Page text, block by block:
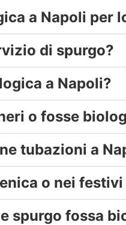
a Napoli per
di spurgo?
a Napoli?
o fosse
tubazioni a
o nei festivi
spurgo fossa